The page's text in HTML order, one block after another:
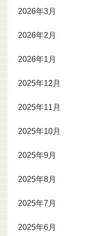
2026年3月
2026年2月
2026年1月
2025年12月
2025年11月
2025年10月
2025年9月
2025年8月
2025年7月
2025年6月